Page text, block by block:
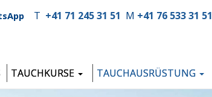
T +41 71 245 31 51 M +41 76 533 31 51
TAUCHKURSE TAUCHAUSRÜSTUNG